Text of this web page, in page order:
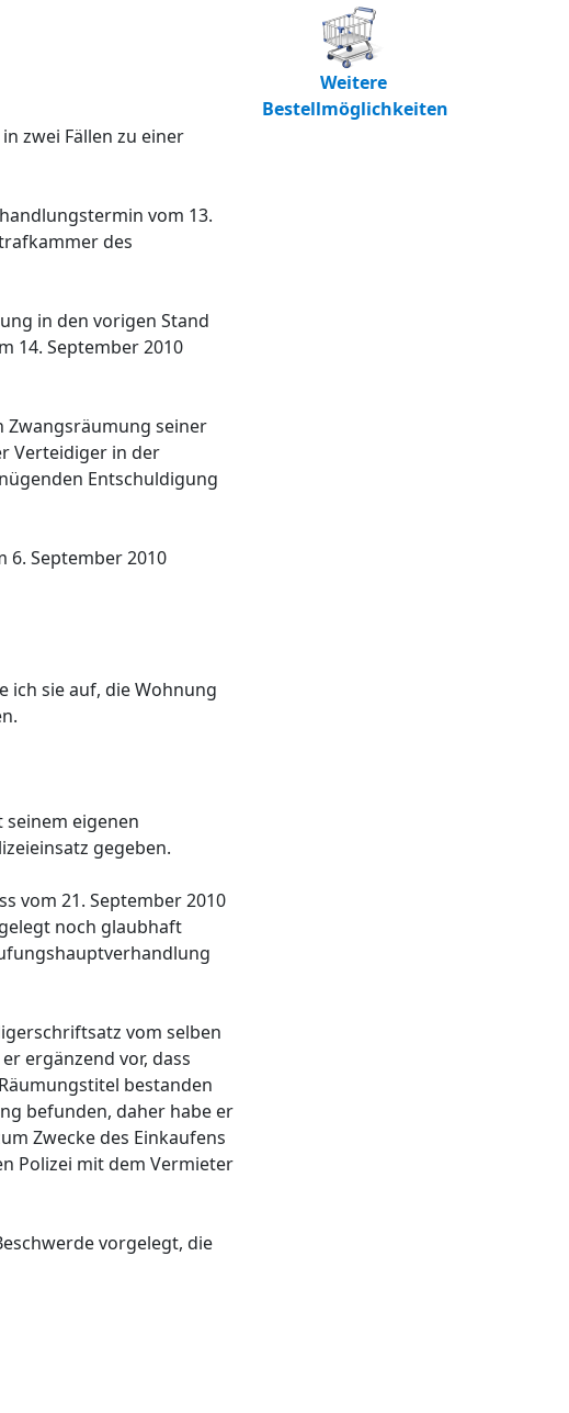
zwei Fällen zu einer
vom 13.
des
in den vorigen Stand
14. September 2010
Zwangsräumung seiner
Verteidiger in der
Entschuldigung
6. September 2010
ich sie auf, die Wohnung
eigenen
gegeben.
vom 21. September 2010
noch glaubhaft
vom selben
ergänzend vor, dass
bestanden
befunden, daher habe er
Zwecke des Einkaufens
Polizei mit dem Vermieter
vorgelegt, die
Weitere
Bestellmöglichkeiten